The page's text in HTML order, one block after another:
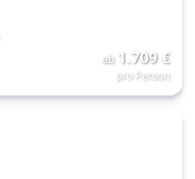
ab 1.709€
pro Person